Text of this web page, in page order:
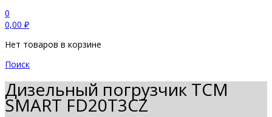
0
0,00 ₽
Нет товаров в корзине
Поиск
Дизельный погрузчик TCM
SMART FD20T3CZ